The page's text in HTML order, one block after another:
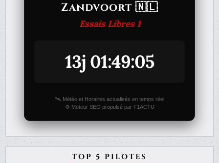
Zandvoort 🇳🇱
Essais Libres 1
13j 01:49:05
🛰️ Météo et Horaires actualisés en temps réel
⚙️ Moteur SEO propulsé par F1ACTU
TOP 5 PILOTES